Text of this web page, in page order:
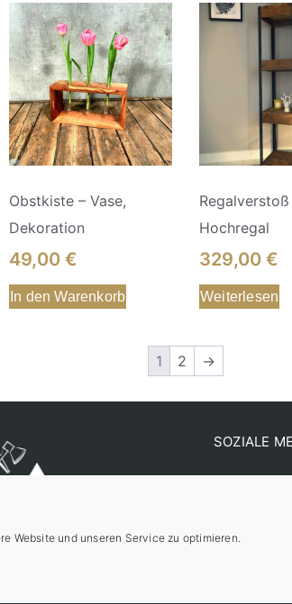
Website und unseren Service zu optimieren.
Obstkiste – Vase,
Dekoration
49,00€
In den Warenkorb
Regalverstoß
Hochregal
329,00€
Weiterlesen
1 2 →
SOZIALE